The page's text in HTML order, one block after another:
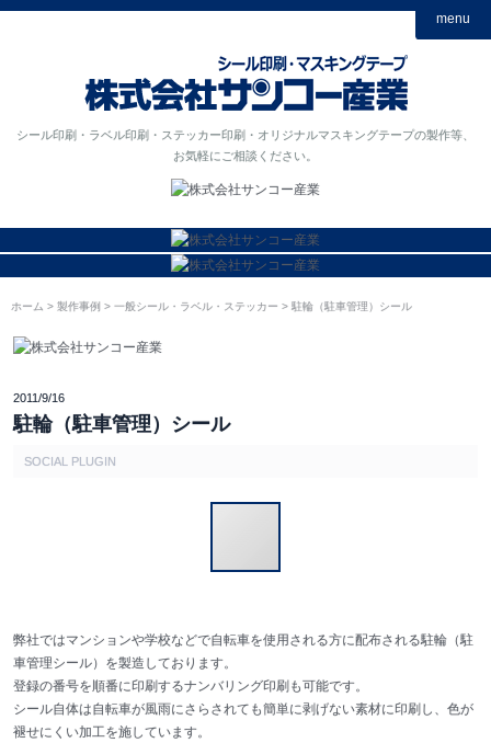
シール印刷・ラベル印刷・ステッカー印刷・オリジナルマスキングテープの製作等、
お気軽にご相談ください。
menu
ホーム 製作事例 一般シール・ラベル・ステッカー 駐輪（駐車管理）シール
2011/9/16
駐輪（駐車管理）シール
SOCIAL PLUGIN
弊社ではマンションや学校などで自転車を使用される方に配布される駐輪（駐
車管理シール）を製造しております。
登録の番号を順番に印刷するナンバリング印刷も可能です。
シール自体は自転車が風雨にさらされても簡単に剥げない素材に印刷し、色が
褪せにくい加工を施しています。